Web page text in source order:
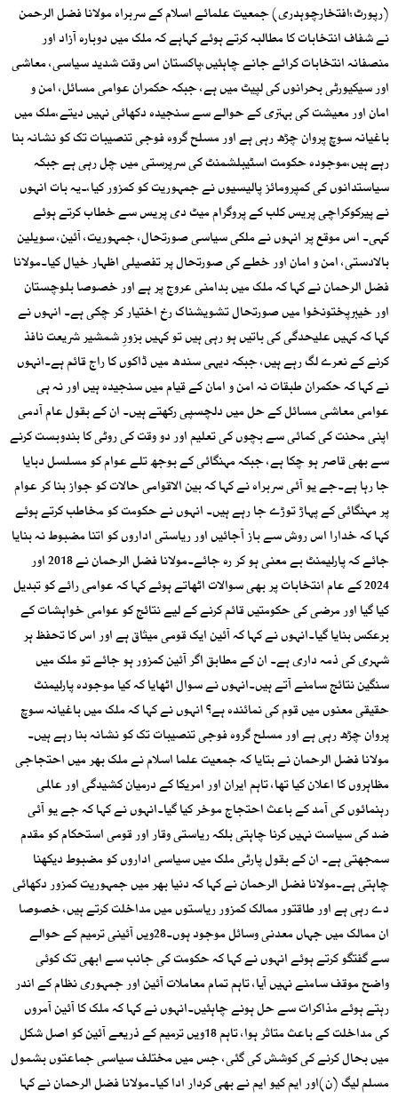
(رپورٹ:افتخارچوہدری) جمعیت علمائے اسلام کے سربراہ مولانا فضل الرحمن
نے شفاف انتخابات کا مطالبہ کرتے ہوئے کہاہے کہ ملک میں دوبارہ آزاد اور
منصفانہ انتخابات کرائے جانے چاہئیں،پاکستان اس وقت شدید سیاسی، معاشی
اور سیکیورٹی بحرانوں کی لپیٹ میں ہے، جبکہ حکمران عوامی مسائل، امن و
امان اور معیشت کی بہتری کے حوالے سے سنجیدہ دکھائی نہیں دیتے،ملک میں
باغیانہ سوچ پروان چڑھ رہی ہے اور مسلح گروہ فوجی تنصیبات تک کو نشانہ بنا
رہے ہیں،موجودہ حکومت اسٹیبلشمنٹ کی سرپرستی میں چل رہی ہے جبکہ
سیاستدانوں کی کمپرومائز پالیسیوں نے جمہوریت کو کمزور کیا،۔یہ بات انہوں
نے پیرکوکراچی پریس کلب کے پروگرام میٹ دی پریس سے خطاب کرتے ہوئے
کہی۔ اس موقع پر انہوں نے ملکی سیاسی صورتحال، جمہوریت، آئین، سویلین
بالادستی، امن و امان اور خطے کی صورتحال پر تفصیلی اظہار خیال کیا۔مولانا
فضل الرحمان نے کہا کہ ملک میں بدامنی عروج پر ہے اور خصوصا بلوچستان
اور خیبرپختونخوا میں صورتحال تشویشناک رخ اختیار کر چکی ہے۔ انہوں نے
کہا کہ کہیں علیحدگی کی باتیں ہو رہی ہیں تو کہیں بزورِ شمشیر شریعت نافذ
کرنے کے نعرے لگ رہے ہیں، جبکہ دیہی سندھ میں ڈاکوں کا راج قائم ہے۔انہوں
نے کہا کہ حکمران طبقات نہ امن و امان کے قیام میں سنجیدہ ہیں اور نہ ہی
عوامی معاشی مسائل کے حل میں دلچسپی رکھتے ہیں۔ ان کے بقول عام آدمی
اپنی محنت کی کمائی سے بچوں کی تعلیم اور دو وقت کی روٹی کا بندوبست کرنے
سے بھی قاصر ہو چکا ہے، جبکہ مہنگائی کے بوجھ تلے عوام کو مسلسل دبایا
جا رہا ہے۔جے یو آئی سربراہ نے کہا کہ بین الاقوامی حالات کو جواز بنا کر عوام
پر مہنگائی کے پہاڑ توڑے جا رہے ہیں۔ انہوں نے حکومت کو مخاطب کرتے ہوئے
کہا کہ خدارا اس روش سے باز آجائیں اور ریاستی اداروں کو اتنا مضبوط نہ بنایا
جائے کہ پارلیمنٹ بے معنی ہو کر رہ جائے۔مولانا فضل الرحمان نے 2018 اور
2024 کے عام انتخابات پر بھی سوالات اٹھاتے ہوئے کہا کہ عوامی رائے کو تبدیل
کیا گیا اور مرضی کی حکومتیں قائم کرنے کے لیے نتائج کو عوامی خواہشات کے
برعکس بنایا گیا۔انہوں نے کہا کہ آئین ایک قومی میثاق ہے اور اس کا تحفظ ہر
شہری کی ذمہ داری ہے۔ ان کے مطابق اگر آئین کمزور ہو جائے تو ملک میں
سنگین نتائج سامنے آتے ہیں۔انہوں نے سوال اٹھایا کہ کیا موجودہ پارلیمنٹ
حقیقی معنوں میں قوم کی نمائندہ ہے؟ انہوں نے کہا کہ ملک میں باغیانہ سوچ
پروان چڑھ رہی ہے اور مسلح گروہ فوجی تنصیبات تک کو نشانہ بنا رہے ہیں۔
مولانا فضل الرحمان نے بتایا کہ جمعیت علما اسلام نے ملک بھر میں احتجاجی
مظاہروں کا اعلان کیا تھا، تاہم ایران اور امریکا کے درمیان کشیدگی اور عالمی
رہنمائوں کی آمد کے باعث احتجاج موخر کیا گیا۔انہوں نے کہا کہ جے یو آئی
ضد کی سیاست نہیں کرنا چاہتی بلکہ ریاستی وقار اور قومی استحکام کو مقدم
سمجھتی ہے۔ ان کے بقول پارٹی ملک میں سیاسی اداروں کو مضبوط دیکھنا
چاہتی ہے۔مولانا فضل الرحمان نے کہا کہ دنیا بھر میں جمہوریت کمزور دکھائی
دے رہی ہے اور طاقتور ممالک کمزور ریاستوں میں مداخلت کرتے ہیں، خصوصا
ان ممالک میں جہاں معدنی وسائل موجود ہوں۔28ویں آئینی ترمیم کے حوالے
سے گفتگو کرتے ہوئے انہوں نے کہا کہ حکومت کی جانب سے ابھی تک کوئی
واضح موقف سامنے نہیں آیا، تاہم تمام معاملات آئین اور جمہوری نظام کے اندر
رہتے ہوئے مذاکرات سے حل ہونے چاہئیں۔انہوں نے کہا کہ ملک کا آئین آمروں
کی مداخلت کے باعث متاثر ہوا، تاہم 18ویں ترمیم کے ذریعے آئین کو اصل شکل
میں بحال کرنے کی کوشش کی گئی، جس میں مختلف سیاسی جماعتوں بشمول
مسلم لیگ (ن)اور ایم کیو ایم نے بھی کردار ادا کیا۔مولانا فضل الرحمان نے کہا